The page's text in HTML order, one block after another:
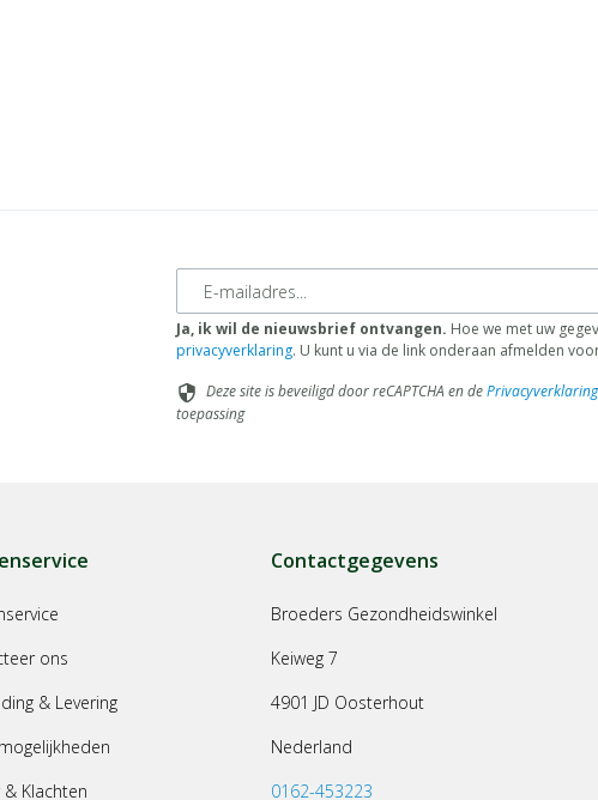
E-mailadres
Ja, ik wil de nieuwsbrief ontvangen. Hoe we met uw
privacyverklaring. U kunt u via de link onderaan afmelden
security Deze site is beveiligd door reCAPTCHA en dePrivacyverklaring
toepassing
ons
& Levering
& Klachten
Contactgegevens
Broeders Gezondheidswinkel
Keiweg 7
4901 JD Oosterhout
Nederland
0162-453223